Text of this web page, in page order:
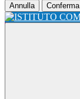
Annulla Conferma